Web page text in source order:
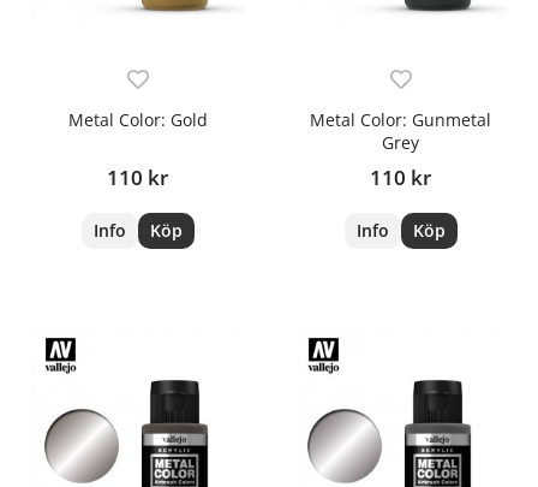
Metal Color: Gold
110 kr
Info Köp
Metal Color: Gunmetal
Grey
110 kr
Info Köp